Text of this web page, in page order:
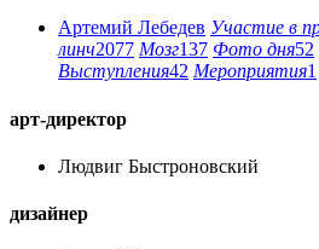
Артемий Лебедев Участие в
линч2077 Мозг137 Фото дня52
Выступления42 Мероприятия1
арт-директор
Людвиг Быстроновский
дизайнер